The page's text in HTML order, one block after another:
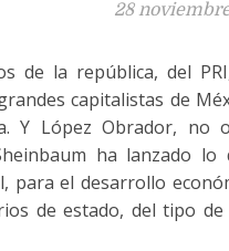
28
de la república, del
capitalistas de
Y López Obrador, no
ha lanzado lo
para el desarrollo
de estado, del tipo